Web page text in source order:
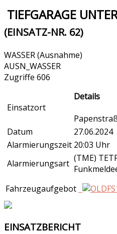
TIEFGARAGE
(EINSATZ-NR. 62)
WASSER (Ausnahme)
AUSN_WASSER
Zugriffe 606
Einsatzort
Details
Datum
27.06.2024
Alarmierungszeit 20:03 Uhr
Alarmierungsart (TME)
Fahrzeugaufgebot
EINSATZBERICHT